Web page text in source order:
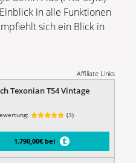
in alle Funktionen
sich ein Blick in
Affiliate Links
Texonian T54 Vintage
(3)
1.790,00€ bei